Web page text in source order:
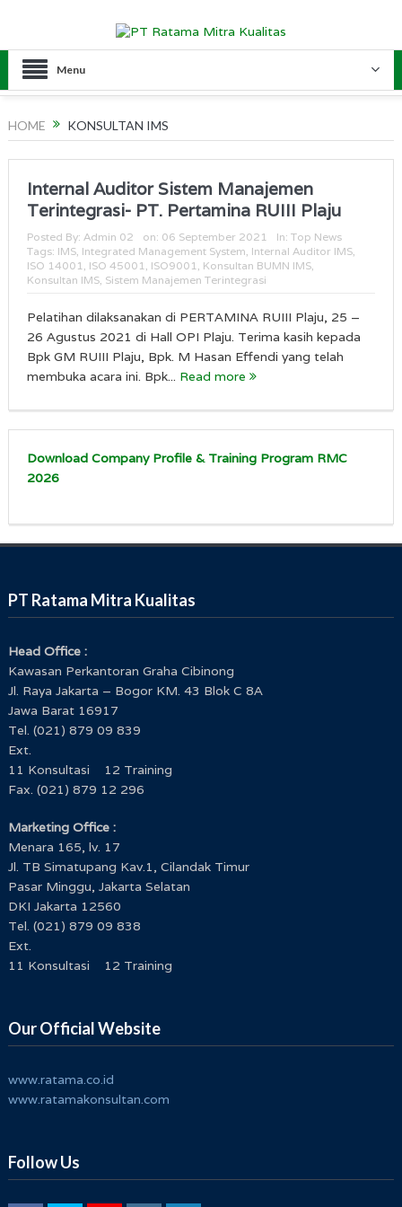
Menu
HOME KONSULTAN IMS
Internal Auditor Sistem Manajemen
Terintegrasi- PT. Pertamina RUIII Plaju
Posted By: Admin 02 on: 06 September 2021 In: Top News
Tags: IMS, Integrated Management System Internal Auditor IMS,
ISO 14001
ISO 45001 ISO9001 Konsultan BUMN IMS,
Konsultan IMS, Sistem Manajemen Terintegrasi
Pelatihan dilaksanakan di PERTAMINA RUIII Plaju, 25 –
26 Agustus 2021 di Hall OPI Plaju. Terima kasih kepada
Bpk GM RUIII Plaju, Bpk. M Hasan Effendi yang telah
membuka acara ini. Bpk... Read more
Download Company Profile & Training Program RMC
2026
PT Ratama Mitra Kualitas
Head Office :
Kawasan Perkantoran Graha Cibinong
Jl. Raya Jakarta – Bogor KM. 43 Blok C 8A
Jawa Barat 16917
Tel. (021) 879 09 839
Ext.
11 Konsultasi 12 Training
Fax. (021) 879 12 296
Marketing Office :
Menara 165, lv. 17
Jl. TB Simatupang Kav.1, Cilandak Timur
Pasar Minggu, Jakarta Selatan
DKI Jakarta 12560
Tel. (021) 879 09 838
Ext.
11 Konsultasi 12 Training
Our Official Website
www.ratama.co.id
www.ratamakonsultan.com
Follow Us